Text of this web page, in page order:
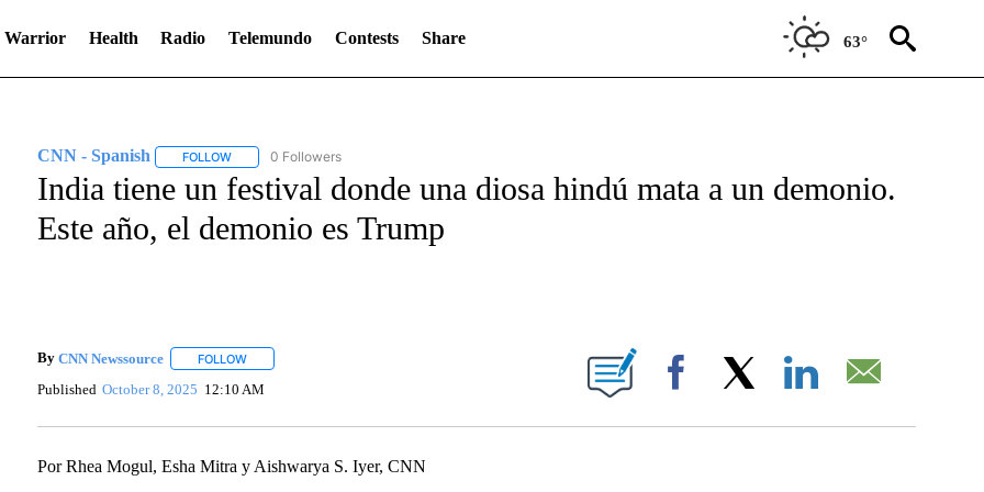
Warrior Health Radio Telemundo Contests Share 63°
CNN - Spanish FOLLOWFOLLOW "CNN - SPANISH" TO RECEIVE NOTIFICATIONS ABOUT NEW PAGES ON "CNN - SPANISH".
0 Followers
India tiene un festival donde una diosa hindú mata a un demonio.
Este año, el demonio es Trump
By CNN Newssource FOLLOWFOLLOW "" TO RECEIVE NOTIFICATIONS ABOUT NEW PAGES ON "".
Published October 8, 2025 12:10 AM Facebook
Por Rhea Mogul, Esha Mitra y Aishwarya S. Iyer, CNN